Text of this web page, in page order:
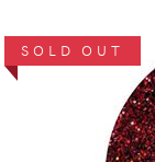
SOLD OUT